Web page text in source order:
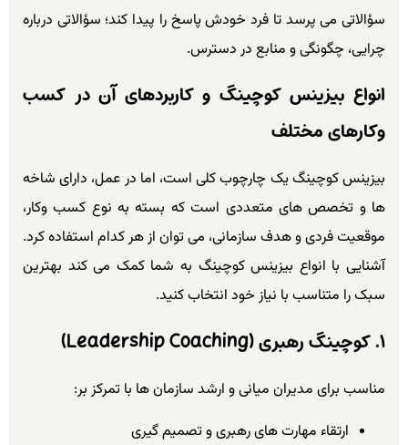
سؤالاتی می پرسد تا فرد خودش پاسخ را پیدا کند؛ سؤالاتی درباره
چرایی، چگونگی و منابع در دسترس.
انواع بیزینس کوچینگ و کاربردهای آن در کسب
وکارهای مختلف
بیزینس کوچینگ یک چارچوب کلی است، اما در عمل، دارای شاخه
ها و تخصص های متعددی است که بسته به نوع کسب وکار،
موقعیت فردی و هدف سازمانی، می توان از هر کدام استفاده کرد.
آشنایی با انواع بیزینس کوچینگ به شما کمک می کند بهترین
سبک را متناسب با نیاز خود انتخاب کنید.
۱. کوچینگ رهبری (Leadership Coaching)
مناسب برای مدیران میانی و ارشد سازمان ها با تمرکز بر:
ارتقاء مهارت های رهبری و تصمیم گیری